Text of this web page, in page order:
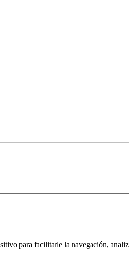
para facilitarle la navegación,